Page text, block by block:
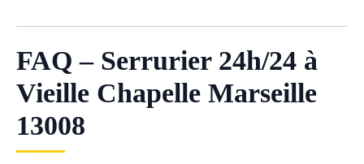
FAQ – Serrurier 24h/24 à
Vieille Chapelle Marseille
13008